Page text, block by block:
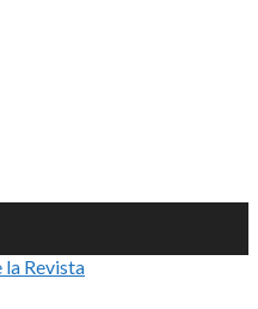
Revista